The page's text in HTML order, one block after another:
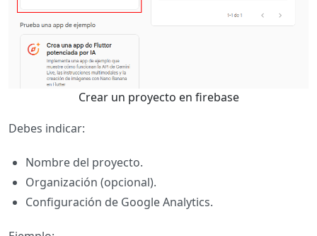
Crear un proyecto en firebase
Debes indicar:
Nombre del proyecto.
Organización (opcional).
Configuración de Google Analytics.